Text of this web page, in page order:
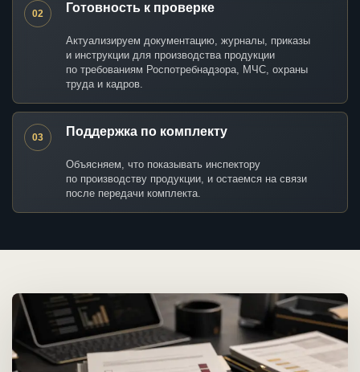
02 Готовность к проверке
Актуализируем документацию, журналы, приказы
и инструкции для производства продукции
по требованиям Роспотребнадзора, МЧС, охраны
труда и кадров.
03 Поддержка по комплекту
Объясняем, что показывать инспектору
по производству продукции, и остаемся на связи
после передачи комплекта.